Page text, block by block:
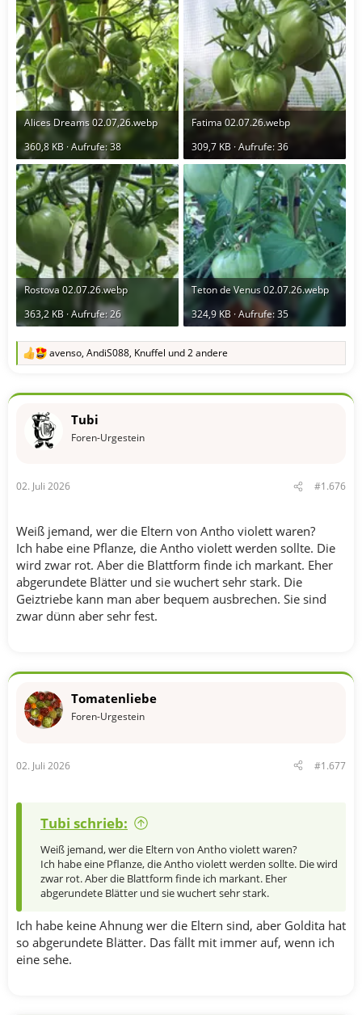
Alices Dreams 02.07,26.webp
360,8 KB · Aufrufe: 38
Fatima 02.07.26.webp
309,7 KB · Aufrufe: 36
Rostova 02.07.26.webp
363,2 KB · Aufrufe: 26
Teton de Venus 02.07.26.webp
324,9 KB · Aufrufe: 35
R
k
:
avenso, AndiS088, Knuffel und 2 andere
Tubi
Foren-Urgestein
02. Juli 2026 #1.676
Weiß jemand, wer die Eltern von Antho violett waren?
Ich habe eine Pflanze, die Antho violett werden sollte. Die
wird zwar rot. Aber die Blattform finde ich markant. Eher
abgerundete Blätter und sie wuchert sehr stark. Die
Geiztriebe kann man aber bequem ausbrechen. Sie sind
zwar dünn aber sehr fest.
Tomatenliebe
Foren-Urgestein
02. Juli 2026 #1.677
Tubi schrieb:
Weiß jemand, wer die Eltern von Antho violett waren?
Ich habe eine Pflanze, die Antho violett werden sollte. Die wird
zwar rot. Aber die Blattform finde ich markant. Eher
abgerundete Blätter und sie wuchert sehr stark.
Ich habe keine Ahnung wer die Eltern sind, aber Goldita hat
so abgerundete Blätter. Das fällt mit immer auf, wenn ich
eine sehe.